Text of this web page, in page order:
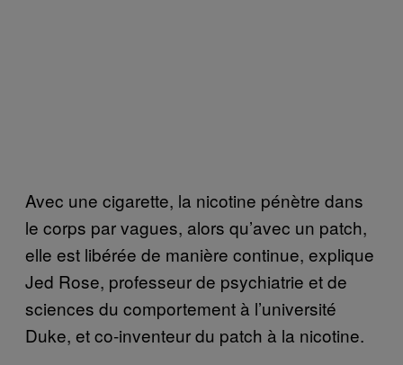
Avec une cigarette, la nicotine pénètre dans
le corps par vagues, alors qu’avec un patch,
elle est libérée de manière continue, explique
Jed Rose, professeur de psychiatrie et de
sciences du comportement à l’université
Duke, et co-inventeur du patch à la nicotine.